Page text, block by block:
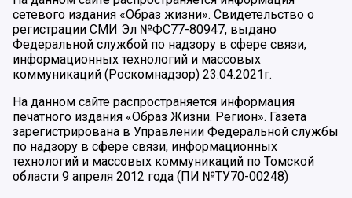
сетевого издания «Образ жизни». Свидетельство о
регистрации СМИ Эл №ФС77-80947, выдано
Федеральной службой по надзору в сфере связи,
информационных технологий и массовых
коммуникаций (Роскомнадзор) 23.04.2021г.
На данном сайте распространяется информация
печатного издания «Образ Жизни. Регион». Газета
зарегистрирована в Управлении Федеральной службы
по надзору в сфере связи, информационных
технологий и массовых коммуникаций по Томской
области 9 апреля 2012 года (ПИ №ТУ70-00248)